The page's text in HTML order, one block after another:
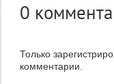
0
Только
комментарии.